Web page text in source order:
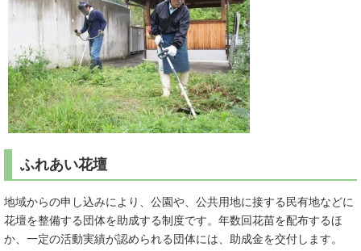
ふれあい花壇
地域からの申し込みにより、公園や、公共用地に接する民有地などに
花壇を整備する団体を助成する制度です。年数回花苗を配布するほ
か、一定の活動実績が認められる団体には、助成金を交付します。